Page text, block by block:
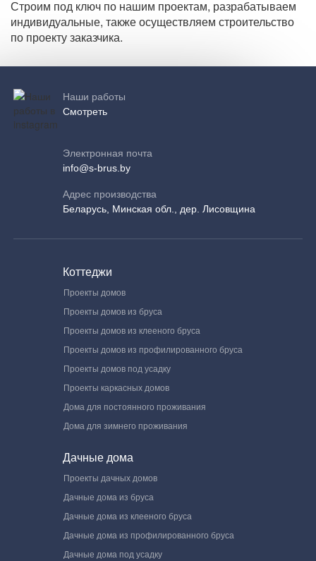
Строим под ключ по нашим проектам, разрабатываем
индивидуальные, также осуществляем строительство
по проекту заказчика.
Наши работы
Смотреть
Электронная почта
info@s-brus.by
Адрес производства
Беларусь, Минская обл., дер. Лисовщина
Коттеджи
Проекты домов
Проекты домов из бруса
Проекты домов из клееного бруса
Проекты домов из профилированного бруса
Проекты домов под усадку
Проекты каркасных домов
Дома для постоянного проживания
Дома для зимнего проживания
Дачные дома
Проекты дачных домов
Дачные дома из бруса
Дачные дома из клееного бруса
Дачные дома из профилированного бруса
Дачные дома под усадку